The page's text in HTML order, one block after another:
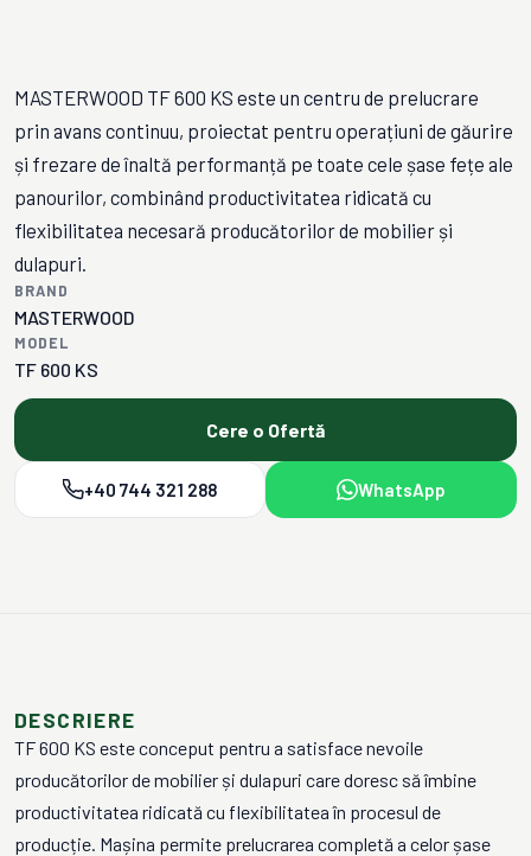
MASTERWOOD TF 600 KS este un centru de prelucrare
prin avans continuu, proiectat pentru operațiuni de găurire
și frezare de înaltă performanță pe toate cele șase fețe ale
panourilor, combinând productivitatea ridicată cu
flexibilitatea necesară producătorilor de mobilier și
dulapuri.
BRAND
MASTERWOOD
MODEL
TF 600 KS
Cere o Ofertă
+40 744 321 288 WhatsApp
DESCRIERE
TF 600 KS este conceput pentru a satisface nevoile
producătorilor de mobilier și dulapuri care doresc să îmbine
productivitatea ridicată cu flexibilitatea în procesul de
producție. Mașina permite prelucrarea completă a celor șase